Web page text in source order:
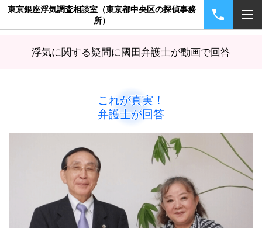
東京銀座浮気調査相談室（東京都中央区の探偵事務
所）
浮気に関する疑問に國田弁護士が動画で回答
これが真実！
弁護士が回答